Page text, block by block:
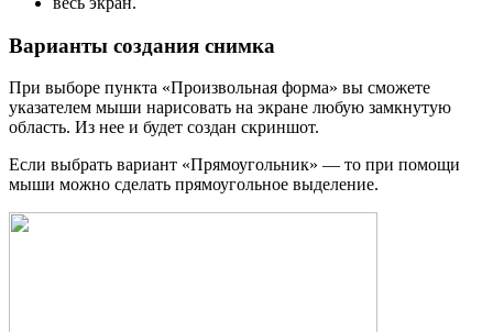
Варианты создания снимка
При выборе пункта «Произвольная форма» вы сможете
указателем мыши нарисовать на экране любую замкнутую
область. Из нее и будет создан скриншот.
Если выбрать вариант «Прямоугольник» — то при помощи
мыши можно сделать прямоугольное выделение.